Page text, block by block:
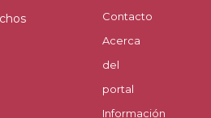
Contacto
Acerca
del
portal
Información